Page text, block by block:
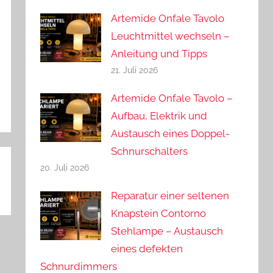
Artemide Onfale Tavolo
Leuchtmittel wechseln –
Anleitung und Tipps
21. Juli 2026
Artemide Onfale Tavolo –
Aufbau, Elektrik und
Austausch eines Doppel-
Schnurschalters
20. Juli 2026
Reparatur einer seltenen
Knapstein Contorno
Stehlampe – Austausch
eines defekten
Schnurdimmers